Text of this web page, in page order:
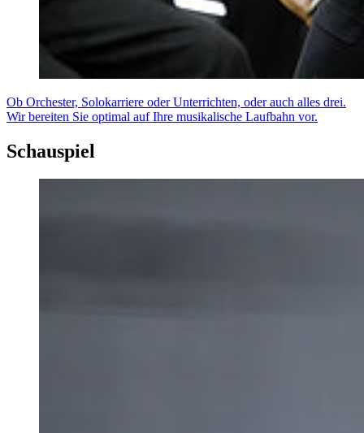
Ob Orchester, Solokarriere oder Unterrichten, oder auch alles drei.
Wir bereiten Sie optimal auf Ihre musikalische Laufbahn vor.
Schauspiel